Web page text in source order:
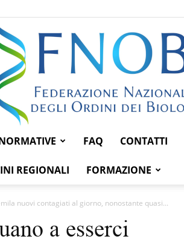
Federazione
FAQ CONTATTI
REGIONALI FORMAZIONE
nuovi contagiati al giorno, nonostante quasi...
a esserci